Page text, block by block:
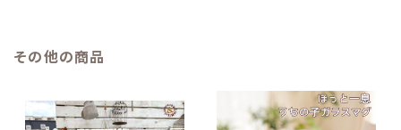
その他の商品